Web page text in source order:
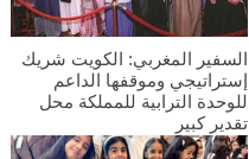
السفير المغربي: الكويت شريك
إستراتيجي وموقفها الداعم
للوحدة الترابية للمملكة محل
تقدير كبير
2026/08/03